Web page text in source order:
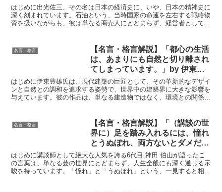
も美もない。事業も究極において
は芸術である。事業には、常に普
遍的な国利民福を念願した、また
ない。出光の事業は、だれが見て
も美しからねばならぬ。醜悪な
る、たんなる金儲けであってはな
らぬ。」by 出光佐三の深い意味
と得られる教訓
はじめに出光佐三、その名は日本の経済史に、いや、日本の精神史に
深く刻まれています。石油という、当時国家の命運を左右する戦略物
資を扱いながらも、彼は単なる商売人にとどまらず、経営者として、
名言・格言
【名言・格言解説】「都心の生活
は、あまりにも自然と切り離され
てしまっています。」by 伊東豊
雄の深い意味と得られる教訓
はじめに伊東豊雄氏は、現代建築の巨匠として、その革新的なデザイ
ンと自然との調和を追求する姿勢で、世界中の建築界に大きな影響を
与えています。彼の作品は、単なる建造物ではなく、環境との関係
名言・格言
【名言・格言解説】「（講談の世
界に）足を踏み入れるには、憧れ
とうぬぼれ、両方ないとダメだと
思う。」by 6代目 神田 伯山の深
い意味と得られる教訓
はじめに講談師として絶大な人気を誇る6代目 神田 伯山が語ったこ
の言葉は、単なる芸の世界にとどまらず、人生全般にも深く通じる示
唆を持っています。「憧れ」と「うぬぼれ」という、一見すると相反